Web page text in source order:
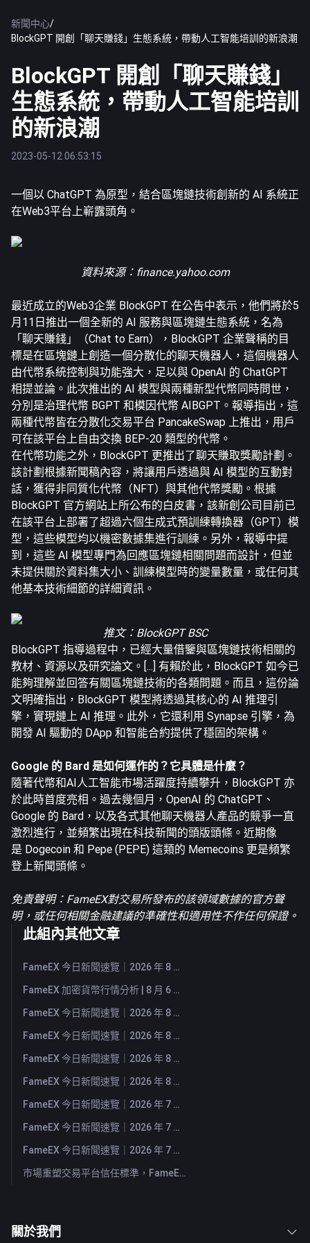
新聞中心/
BlockGPT 開創「聊天賺錢」生態系統，帶動人工智能培訓的新浪潮
BlockGPT 開創「聊天賺錢」
生態系統，帶動人工智能培訓
的新浪潮
2023-05-12 06:53:15
一個以 ChatGPT 為原型，結合區塊鏈技術創新的 AI 系統正
在Web3平台上嶄露頭角。
資料來源： finance.yahoo.com
最近成立的Web3企業 BlockGPT 在公告中表示，他們將於5
月11日推出一個全新的 AI 服務與區塊鏈生態系統，名為
「聊天賺錢」（Chat to Earn），BlockGPT 企業聲稱的目
標是在區塊鏈上創造一個分散化的聊天機器人，這個機器人
由代幣系統控制與功能強大，足以與 OpenAI 的 ChatGPT
相提並論。此次推出的 AI 模型與兩種新型代幣同時問世，
分別是治理代幣 BGPT 和模因代幣 AIBGPT。報導指出，這
兩種代幣皆在分散化交易平台 PancakeSwap 上推出，用戶
可在該平台上自由交換 BEP-20 類型的代幣。
在代幣功能之外，BlockGPT 更推出了聊天賺取獎勵計劃。
該計劃根據新聞稿內容，將讓用戶透過與 AI 模型的互動對
話，獲得非同質化代幣（NFT）與其他代幣獎勵。根據
BlockGPT 官方網站上所公布的白皮書 ，該新創公司目前已
在該平台上部署了超過六個生成式預訓練轉換器（GPT）模
型，這些模型均以機密數據集進行訓練。另外，報導中提
到，這些 AI 模型專門為回應區塊鏈相關問題而設計，但並
未提供關於資料集大小、訓練模型時的變量數量，或任何其
他基本技術細節的詳細資訊。
推文：BlockGPT BSC
BlockGPT 指導過程中，已經大量借鑒與區塊鏈技術相關的
教材、資源以及研究論文。[...] 有賴於此，BlockGPT 如今已
能夠理解並回答有關區塊鏈技術的各類問題。而且，這份論
文明確指出，BlockGPT 模型將透過其核心的 AI 推理引
擎，實現鏈上 AI 推理。此外，它還利用 Synapse 引擎，為
開發 AI 驅動的 DApp 和智能合約提供了穩固的架構。
Google 的 Bard 是如何運作的？它具體是什麼？
隨著代幣和AI人工智能市場活躍度持續攀升，BlockGPT 亦
於此時首度亮相。過去幾個月，OpenAI 的 ChatGPT、
Google 的 Bard，以及各式其他聊天機器人產品的競爭一直
激烈進行，並頻繁出現在科技新聞的頭版頭條。近期像
是 Dogecoin 和 Pepe (PEPE) 這類的 Memecoins 更是頻繁
登上新聞頭條。
免責聲明：FameEX對交易所發布的該領域數據的官方聲
明，或任何相關金融建議的準確性和適用性不作任何保證。
此組內其他文章
FameEX 今日新聞速覽｜2026 年 8 月 7 日
FameEX 加密貨幣行情分析 | 8 月 6 日, 2026
FameEX 今日新聞速覽｜2026 年 8 月 6 日
FameEX 今日新聞速覽｜2026 年 8 月 5 日
FameEX 今日新聞速覽｜2026 年 8 月 4 日
FameEX 今日新聞速覽｜2026 年 8 月 3 日
FameEX 今日新聞速覽｜2026 年 7 月 31 日
FameEX 今日新聞速覽｜2026 年 7 月 30 日
FameEX 今日新聞速覽｜2026 年 7 月 29 日
市場重塑交易平台信任標準，FameEX 以八年穩健營運持續服務全球用戶
關於我們